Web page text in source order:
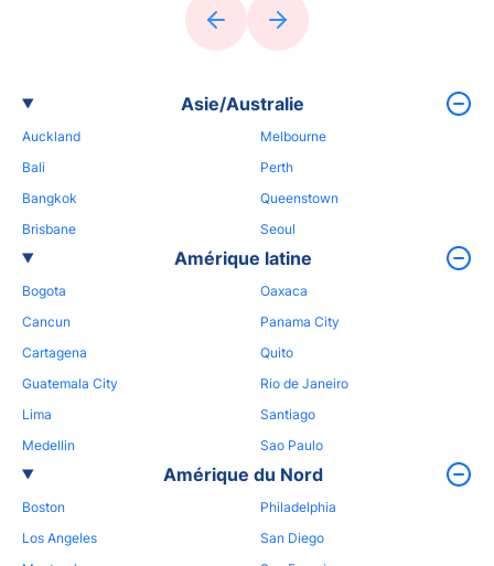
Asie/Australie
Auckland
Bali
Bangkok
Brisbane
Melbourne
Perth
Queenstown
Seoul
Amérique latine
Bogota
Cancun
Cartagena
Guatemala City
Lima
Medellin
Oaxaca
Panama City
Quito
Rio de Janeiro
Santiago
Sao Paulo
Amérique du Nord
Boston
Los Angeles
Philadelphia
San Diego